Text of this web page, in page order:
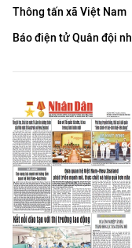
Thông tấn xã Việt Nam
Báo điện tử Quân đội